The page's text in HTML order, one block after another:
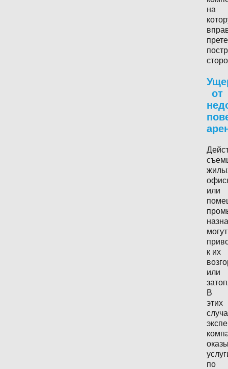
на
от
или
могут
к их
или
В
этих
по